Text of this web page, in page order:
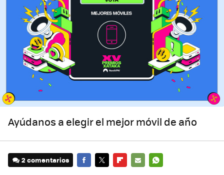
Ayúdanos a elegir el mejor móvil de año
2 comentarios